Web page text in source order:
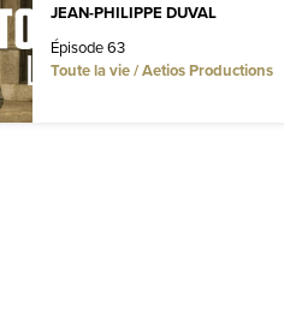
JEAN-PHILIPPE DUVAL
Épisode 63
Toute la vie / Aetios Productions